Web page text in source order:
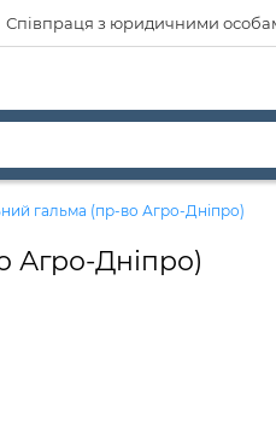
Співпраця з юридичними
гальма (пр-во Агро-Дніпро)
Агро-Дніпро)